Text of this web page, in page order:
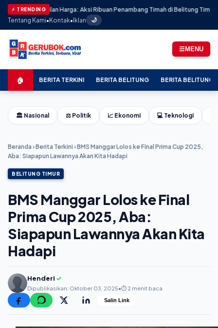
⚡ TRENDING
Harga: Aksi Ribuan Penambang Timah di Belitung Timur Berakhir
Tentang Kami•Kontak•Iklan 🌙
☰MENU
🏠 BERITA TERKINI BERITA BELITUNG BERITA BELITUNG
🏛️ Nasional ⚖️ Politik 📈 Ekonomi 💻 Teknologi
Beranda ›Berita Terkini ›BMS Manggar Lolos ke Final Prima Cup 2025,
Aba: Siapapun Lawannya Akan Kita Hadapi
BELITUNG TIMUR
BMS Manggar Lolos ke Final
Prima Cup 2025, Aba:
Siapapun Lawannya Akan Kita
Hadapi
Henderi ✓
Dipublikasikan: Oktober 03, 2025•⏱️ 2 menit baca
Salin Link